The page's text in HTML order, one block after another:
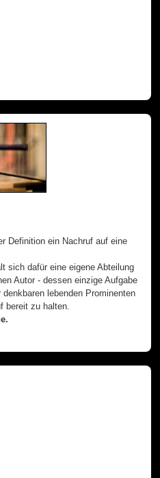
Definition ein Nachruf auf eine
sich dafür eine eigene Abteilung
Autor - dessen einzige Aufgabe
lebenden Prominenten
bereit zu halten.